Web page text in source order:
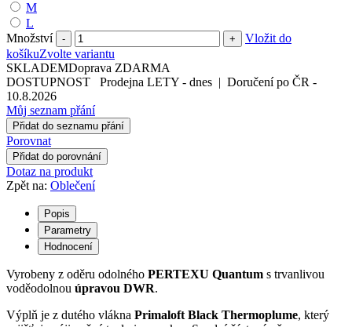
M
L
Množství
- +
Vložit do
košíkuZvolte variantu
SKLADEMDoprava ZDARMA
DOSTUPNOST
Prodejna LETY - dnes | Doručení po ČR -
10.8.2026
Můj seznam přání
Přidat do seznamu přání
Porovnat
Přidat do porovnání
Dotaz na produkt
Zpět na: Oblečení
Popis
Parametry
Hodnocení
Vyrobeny z oděru odolného PERTEXU Quantum s trvanlivou
voděodolnou úpravou DWR.
Výplň je z dutého vlákna Primaloft Black Thermoplume, který